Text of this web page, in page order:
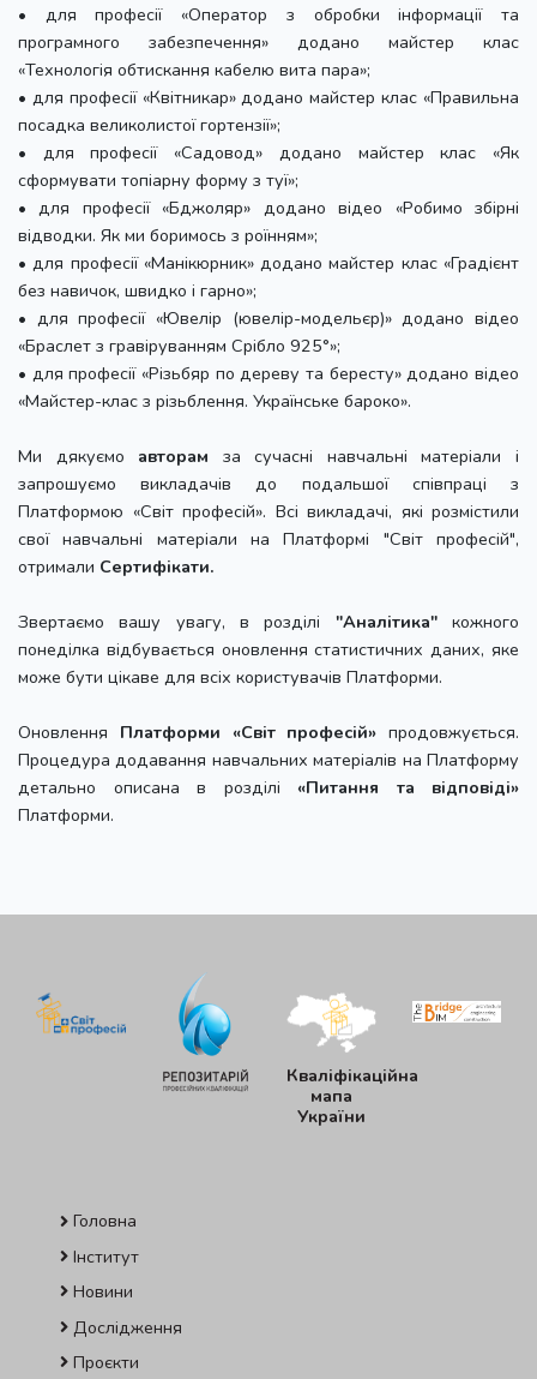
• для професії «Оператор з обробки інформації та
програмного забезпечення» додано майстер клас
«Технологія обтискання кабелю вита пара»;
• для професії «Квітникар» додано майстер клас «Правильна
посадка великолистої гортензії»;
• для професії «Садовод» додано майстер клас «Як
сформувати топіарну форму з туї»;
• для професії «Бджоляр» додано відео «Робимо збірні
відводки. Як ми боримось з роїнням»;
• для професії «Манікюрник» додано майстер клас «Градієнт
без навичок, швидко і гарно»;
• для професії «Ювелір (ювелір-модельєр)» додано відео
«Браслет з гравіруванням Срібло 925°»;
• для професії «Різьбяр по дереву та бересту» додано відео
«Майстер-клас з різьблення. Українське бароко».
Ми дякуємо авторам за сучасні навчальні матеріали і
запрошуємо викладачів до подальшої співпраці з
Платформою «Світ професій». Всі викладачі, які розмістили
свої навчальні матеріали на Платформі "Світ професій",
отримали Сертифікати.
Звертаємо вашу увагу, в розділі "Аналітика"кожного
понеділка відбувається оновлення статистичних даних, яке
може бути цікаве для всіх користувачів Платформи.
Оновлення Платформи «Світ професій» продовжується.
Процедура додавання навчальних матеріалів на Платформу
детально описана в розділі «Питання та відповіді»
Платформи.
Кваліфікаційна
мапа
України
Головна
Інститут
Новини
Дослідження
Проєкти